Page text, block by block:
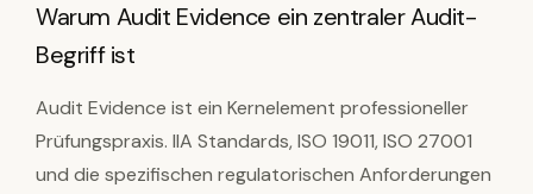
Warum Audit Evidence ein zentraler Audit-
Begriff ist
Audit Evidence ist ein Kernelement professioneller
Prüfungspraxis. IIA Standards, ISO 19011, ISO 27001
und die spezifischen regulatorischen Anforderungen